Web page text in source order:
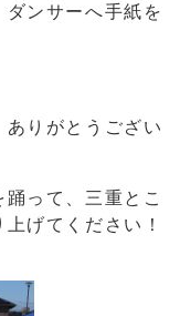
ンサーへ手紙を
りがとうござい
って、三重とこ
げてください！